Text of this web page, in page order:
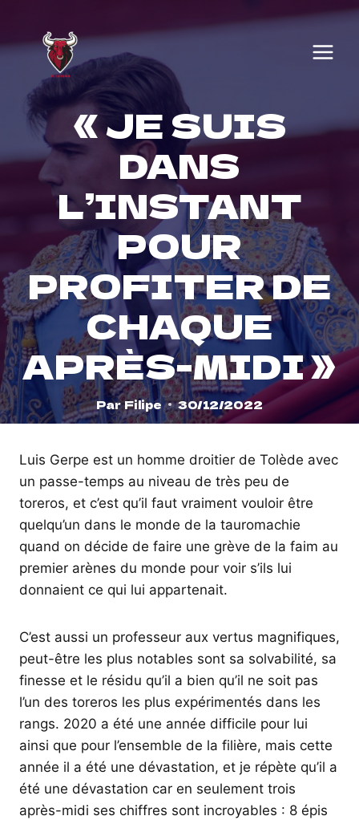
content
« JE SUIS
DANS
L’INSTANT
POUR
PROFITER DE
CHAQUE
APRÈS-MIDI »
ParFilipe 30/12/2022
Luis Gerpe est un homme droitier de Tolède avec
un passe-temps au niveau de très peu de
toreros, et c’est qu’il faut vraiment vouloir être
quelqu’un dans le monde de la tauromachie
quand on décide de faire une grève de la faim au
premier arènes du monde pour voir s’ils lui
donnaient ce qui lui appartenait.
C’est aussi un professeur aux vertus magnifiques,
peut-être les plus notables sont sa solvabilité, sa
finesse et le résidu qu’il a bien qu’il ne soit pas
l’un des toreros les plus expérimentés dans les
rangs. 2020 a été une année difficile pour lui
ainsi que pour l’ensemble de la filière, mais cette
année il a été une dévastation, et je répète qu’il a
été une dévastation car en seulement trois
après-midi ses chiffres sont incroyables : 8 épis